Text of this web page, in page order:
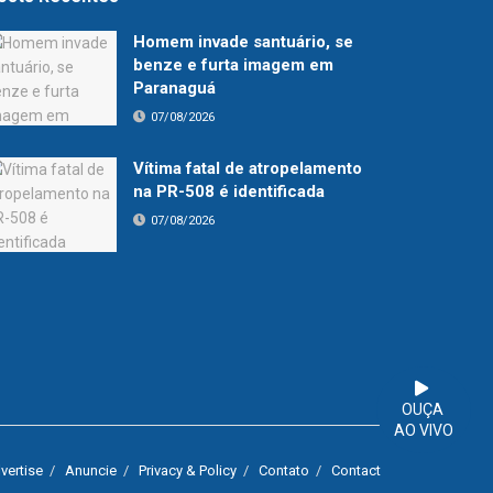
OUÇA
AO VIVO
Homem invade santuário, se
benze e furta imagem em
Paranaguá
07/08/2026
Vítima fatal de atropelamento
na PR-508 é identificada
07/08/2026
Anuncie Privacy & Policy Contato Contact